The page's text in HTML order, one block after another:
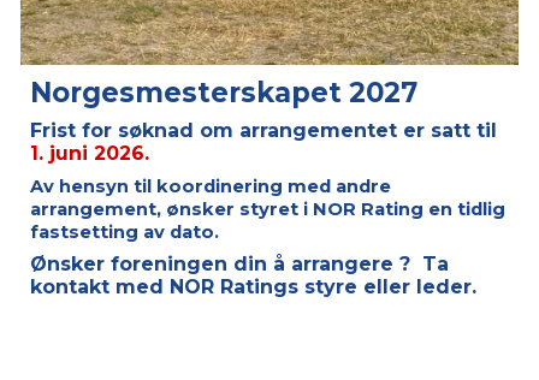
Norgesmesterskapet 2027
Frist for søknad om arrangementet er satt til
1. juni 2026.
Av hensyn til koordinering med andre
arrangement, ønsker styret i NOR Rating en tidlig
fastsetting av dato.
Ønsker foreningen din å arrangere ? Ta
kontakt med NOR Ratings styre eller leder.